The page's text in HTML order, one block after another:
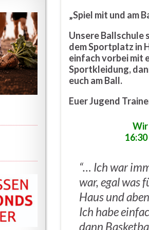
„Spiel mit und am
Unsere Ballschule
dem Sportplatz in
einfach vorbei mit
Sportkleidung,
euch am Ball.
Euer Jugend
Wir
“… Ich war
war, egal was
Haus und
Ich habe
dann